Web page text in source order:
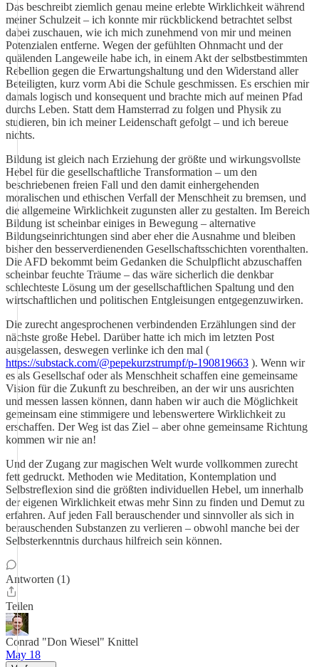
Das beschreibt ziemlich genau meine erlebte Wirklichkeit während
meiner Schulzeit – ich konnte mir rückblickend betrachtet selbst
dabei zuschauen, wie ich mich zunehmend von mir und meinen
Potenzialen entferne. Wegen der gefühlten Ohnmacht und der
quälenden Langeweile habe ich, in einem Akt der selbstbestimmten
Rebellion gegen die Erwartungshaltung und den Widerstand aller
Beteiligten, kurz vorm Abi die Schule geschmissen. Es erschien mir
damals logisch und konsequent und brachte mich auf meinen Pfad
durchs Leben. Statt dem Hamsterrad zu folgen und Physik zu
studieren, bin ich meiner Leidenschaft gefolgt – und ich bereue
nichts.
Bildung ist gleich nach Erziehung der größte und wirkungsvollste
Hebel für die gesellschaftliche Transformation – um den
beschriebenen freien Fall und den damit einhergehenden
moralischen und ethischen Verfall der Menschheit zu bremsen, und
die allgemeine Wirklichkeit zugunsten aller zu gestalten. Im Bereich
Bildung ist scheinbar einiges in Bewegung – alternative
Bildungseinrichtungen sind aber eher die Ausnahme und bleiben
bisher den besserverdienenden Gesellschaftsschichten vorenthalten.
Die AFD bekommt beim Gedanken die Schulpflicht abzuschaffen
scheinbar feuchte Träume – das wäre sicherlich die denkbar
schlechteste Lösung um der gesellschaftlichen Spaltung und den
wirtschaftlichen und politischen Entgleisungen entgegenzuwirken.
Die zurecht angesprochenen verbindenden Erzählungen sind der
nächste große Hebel. Darüber hatte ich mich im letzten Post
ausgelassen, deswegen verlinke ich den mal (
https://substack.com/@pepekurzstrumpf/p-190819663 ). Wenn wir
es als Gesellschaf oder als Menschheit schaffen eine gemeinsame
Vision für die Zukunft zu beschreiben, an der wir uns ausrichten
und messen lassen können, dann haben wir auch die Möglichkeit
gemeinsam eine stimmigere und lebenswertere Wirklichkeit zu
erschaffen. Der Weg ist das Ziel – aber ohne gemeinsame Richtung
kommen wir nie an!
Und der Zugang zur magischen Welt wurde vollkommen zurecht
fett gedruckt. Methoden wie Meditation, Kontemplation und
Selbstreflexion sind die größten individuellen Hebel, um innerhalb
der eigenen Wirklichkeit etwas mehr Sinn zu finden und Demut zu
erfahren. Auf jeden Fall berauschender und sinnvoller als sich in
berauschenden Substanzen zu verlieren – obwohl manche bei der
Selbsterkenntnis durchaus hilfreich sein können.
Antworten (1)
Teilen
Conrad "Don Wiesel" Knittel
May 18